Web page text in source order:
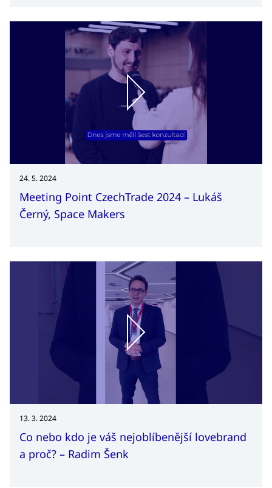
24. 5. 2024
Meeting Point CzechTrade 2024 – Lukáš
Černý, Space Makers
13. 3. 2024
Co nebo kdo je váš nejoblíbenější lovebrand
a proč? – Radim Šenk